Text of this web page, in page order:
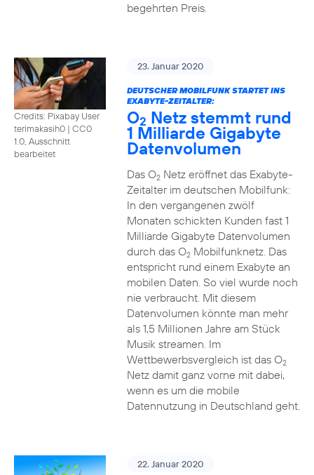
begehrten Preis.
Credits: Pixabay User
terimakasih0 | CC0
1.0, Ausschnitt
bearbeitet
23. Januar 2020
DEUTSCHER MOBILFUNK STARTET INS
EXABYTE-ZEITALTER:
O2 Netz stemmt rund
1 Milliarde Gigabyte
Datenvolumen
Das O2Netz eröffnet das Exabyte-
Zeitalter im deutschen Mobilfunk:
In den vergangenen zwölf
Monaten schickten Kunden fast 1
Milliarde Gigabyte Datenvolumen
durch das O2Mobilfunknetz. Das
entspricht rund einem Exabyte an
mobilen Daten. So viel wurde noch
nie verbraucht. Mit diesem
Datenvolumen könnte man mehr
als 1,5 Millionen Jahre am Stück
Musik streamen. Im
Wettbewerbsvergleich ist das O2
Netz damit ganz vorne mit dabei,
wenn es um die mobile
Datennutzung in Deutschland geht.
22. Januar 2020